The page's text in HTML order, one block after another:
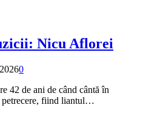
Nicu Aflorei
0
42 de ani de când cântă în
petrecere, fiind liantul…